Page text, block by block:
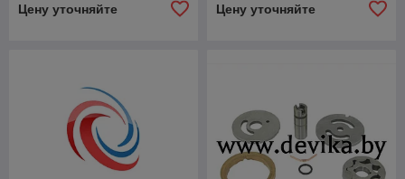
Цену уточняйте Цену уточняйте